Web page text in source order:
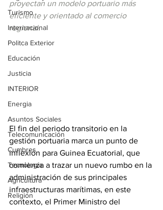
Turismo
Internacional
Politca Exterior
Educación
Justicia
INTERIOR
Energia
Asuntos Sociales
Telecomunicación
Cumbres
Tecnología
Agricultura
Religión
proyectan un modelo portuario más
eficiente y orientado al comercio
regional.
El fin del periodo transitorio en la
gestión portuaria marca un punto de
inflexión para Guinea Ecuatorial, que
comienza a trazar un nuevo rumbo en la
administración de sus principales
infraestructuras marítimas, en este
contexto, el Primer Ministro del